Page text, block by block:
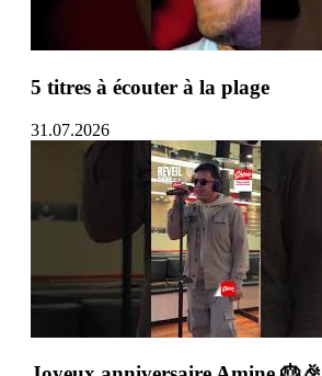
5 titres à écouter à la plage
31.07.2026